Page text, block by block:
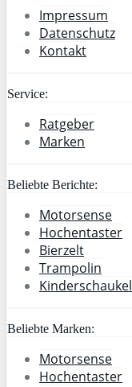
Impressum
Datenschutz
Kontakt
Service:
Ratgeber
Marken
Beliebte Berichte:
Motorsense
Hochentaster
Bierzelt
Trampolin
Kinderschaukel
Beliebte Marken:
Motorsense
Hochentaster